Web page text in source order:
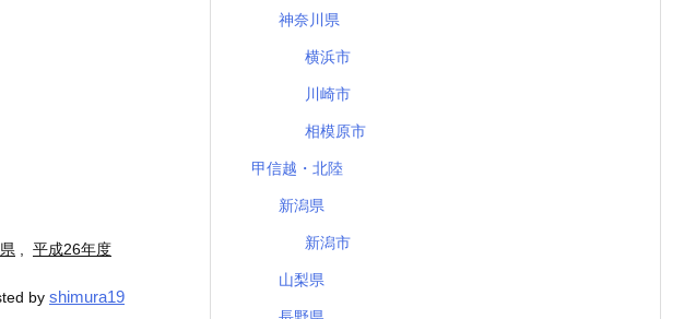
平成26年度
by shimura19
神奈川県
横浜市
川崎市
相模原市
甲信越・北陸
新潟県
新潟市
山梨県